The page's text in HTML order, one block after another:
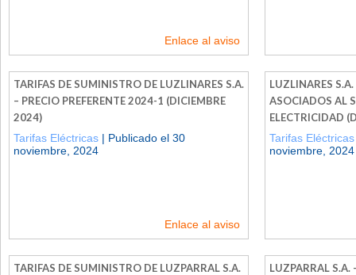
Enlace al aviso
TARIFAS DE SUMINISTRO DE LUZLINARES S.A.
– PRECIO PREFERENTE 2024-1 (DICIEMBRE
2024)
Tarifas Eléctricas | Publicado el 30
noviembre, 2024
Enlace al aviso
LUZLINARES
ASOCIADOS AL
ELECTRICIDAD
Tarifas Eléctricas
noviembre, 2024
TARIFAS DE SUMINISTRO DE LUZPARRAL S.A.
LUZPARRAL S.A.